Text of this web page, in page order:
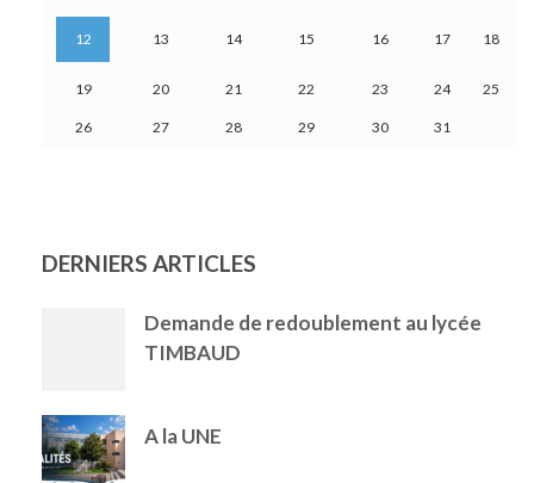
12 13 14 15 16 17 18
19 20 21 22 23 24 25
26 27 28 29 30 31
DERNIERS ARTICLES
Demande de redoublement au lycée
TIMBAUD
A la UNE